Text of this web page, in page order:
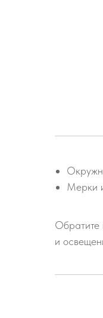
Мерки
Обратите
и